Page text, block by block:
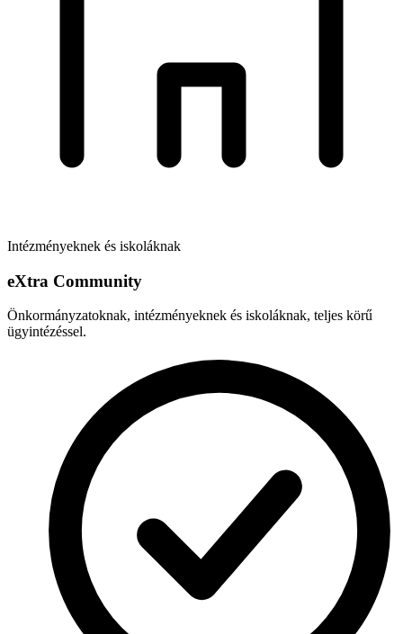
Intézményeknek és iskoláknak
eXtra Community
Önkormányzatoknak, intézményeknek és iskoláknak, teljes körű
ügyintézéssel.